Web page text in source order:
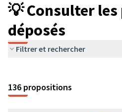
💡 Consulter
déposés
Filtrer et rechercher
136 propositions